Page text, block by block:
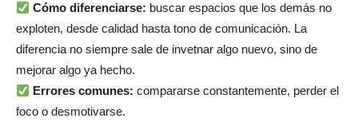
Cómo diferenciarse: buscar espacios que los demás no
exploten, desde calidad hasta tono de comunicación. La
diferencia no siempre sale de invetnar algo nuevo, sino de
mejorar algo ya hecho.
Errores comunes: compararse constantemente, perder el
foco o desmotivarse.